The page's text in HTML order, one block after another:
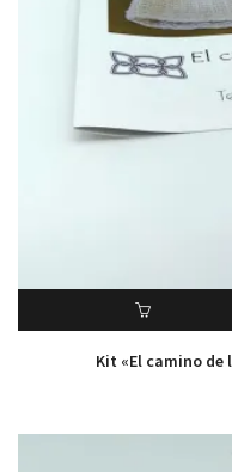
ADD TO CART
Kit «El camino de